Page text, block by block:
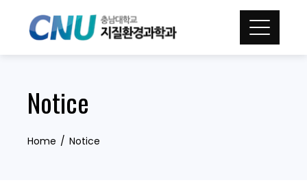
Notice
Home Notice